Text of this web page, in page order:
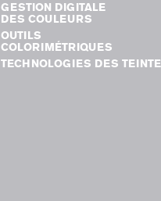
GESTION DIGITALE
DES COULEURS
OUTILS
COLORIMÉTRIQUES
TECHNOLOGIES DES